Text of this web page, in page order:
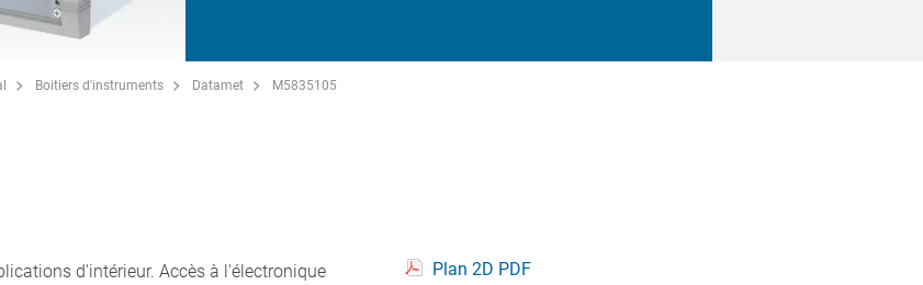
Boitiers d'instruments Datamet M5835105
d'intérieur. Accès à l'électronique
Plan 2D PDF